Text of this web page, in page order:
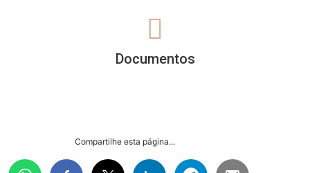
Documentos
Compartilhe esta página...